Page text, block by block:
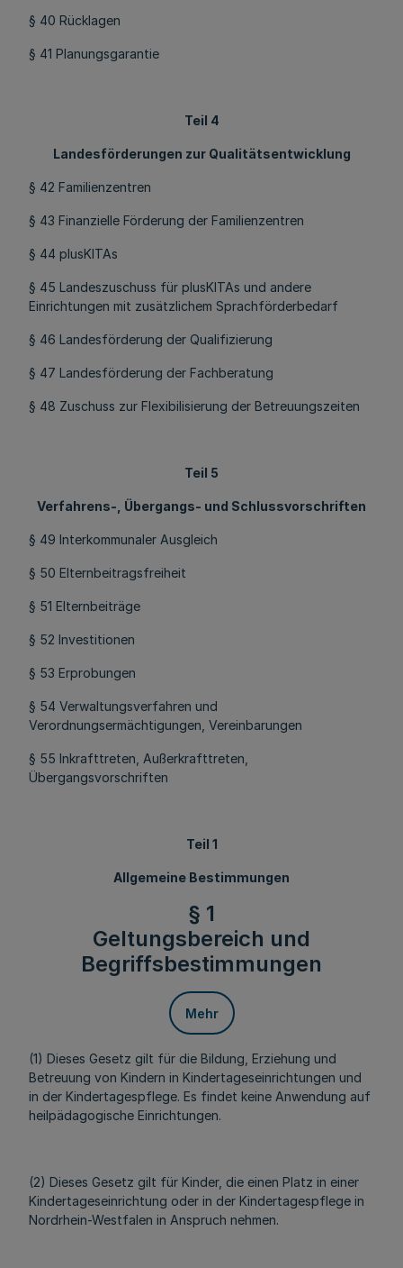
§ 40 Rücklagen
§ 41 Planungsgarantie
Teil 4
Landesförderungen zur Qualitätsentwicklung
§ 42 Familienzentren
§ 43 Finanzielle Förderung der Familienzentren
§ 44 plusKITAs
§ 45 Landeszuschuss für plusKITAs und andere
Einrichtungen mit zusätzlichem Sprachförderbedarf
§ 46 Landesförderung der Qualifizierung
§ 47 Landesförderung der Fachberatung
§ 48 Zuschuss zur Flexibilisierung der Betreuungszeiten
Teil 5
Verfahrens-, Übergangs- und Schlussvorschriften
§ 49 Interkommunaler Ausgleich
§ 50 Elternbeitragsfreiheit
§ 51 Elternbeiträge
§ 52 Investitionen
§ 53 Erprobungen
§ 54 Verwaltungsverfahren und
Verordnungsermächtigungen, Vereinbarungen
§ 55 Inkrafttreten, Außerkrafttreten,
Übergangsvorschriften
Teil 1
Allgemeine Bestimmungen
§ 1
Geltungsbereich und
Begriffsbestimmungen
Mehr
(1) Dieses Gesetz gilt für die Bildung, Erziehung und
Betreuung von Kindern in Kindertageseinrichtungen und
in der Kindertagespflege. Es findet keine Anwendung auf
heilpädagogische Einrichtungen.
(2) Dieses Gesetz gilt für Kinder, die einen Platz in einer
Kindertageseinrichtung oder in der Kindertagespflege in
Nordrhein-Westfalen in Anspruch nehmen.